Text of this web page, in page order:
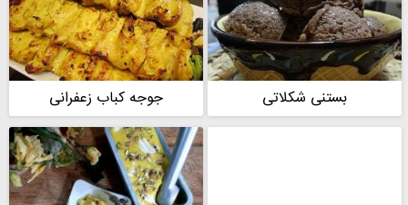
بستنی شکلاتی جوجه کباب زعفرانی